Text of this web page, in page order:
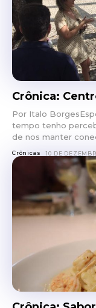
Crônica:
Por Italo
tempo tenho percebido que vivenciar a cidade é
de nos manter
Crônicas 10 DE